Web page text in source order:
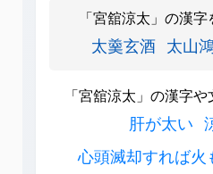
「宮舘涼太」の漢
太羹玄酒 太山
「宮舘涼太」の漢字
肝が太い
心頭滅却すれば火